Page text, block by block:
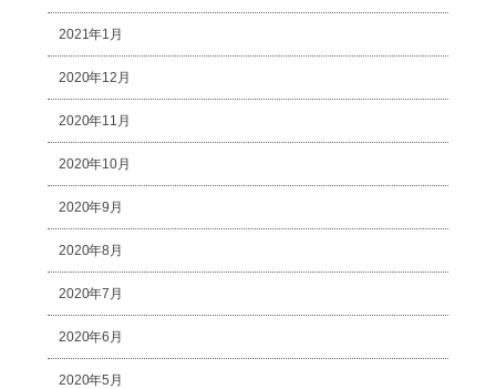
2021年1月
2020年12月
2020年11月
2020年10月
2020年9月
2020年8月
2020年7月
2020年6月
2020年5月